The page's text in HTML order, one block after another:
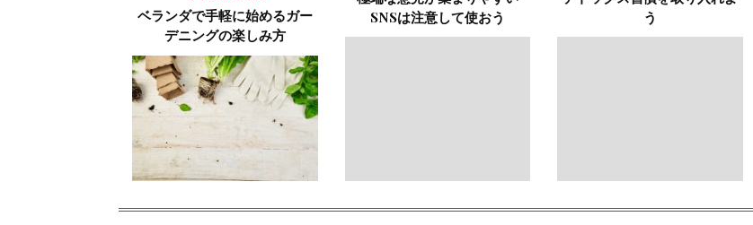
ベランダで手軽に始めるガー
デニングの楽しみ方
SNSは注意して使おう
う